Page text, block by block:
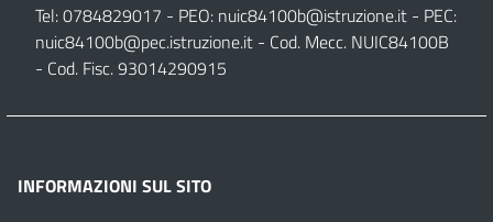
Tel: 0784829017 - PEO: nuic84100b@istruzione.it - PEC:
nuic84100b@pec.istruzione.it - Cod. Mecc. NUIC84100B
- Cod. Fisc. 93014290915
INFORMAZIONI SUL SITO